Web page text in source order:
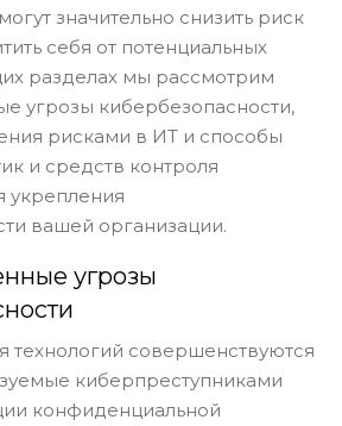
значительно снизить риск
себя от потенциальных
разделах мы рассмотрим
угрозы кибербезопасности,
рисками в ИТ и способы
и средств контроля
укрепления
вашей организации.
угрозы
технологий совершенствуются
киберпреступниками
конфиденциальной